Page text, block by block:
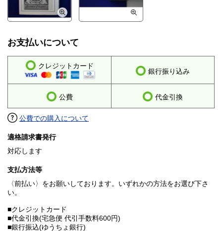
お支払いについて
クレジットカード
銀行振り込み
公費 代金引換
公費での購入について
適格請求書発行
対応します
支払方法等
〈前払い〉をお願いしております。いずれかの方法をお選び下さ
い。
■クレジットカード
■代金引換(宅急便 代引手数料600円)
■銀行振込(ゆうちょ銀行)